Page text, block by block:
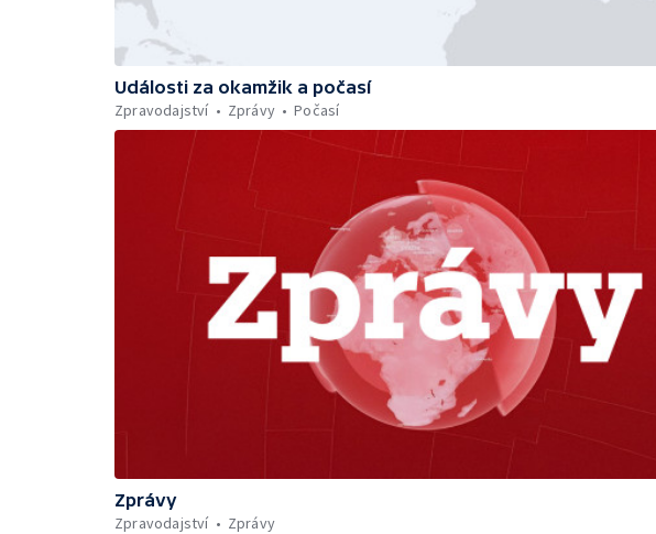
Události za okamžik a počasí
Zpravodajství
Zprávy Počasí
Zprávy
Zpravodajství
Zprávy